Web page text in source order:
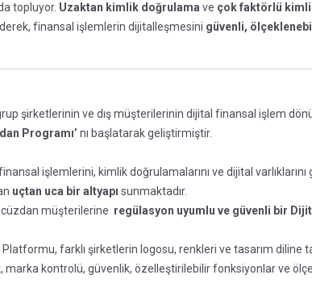
topluyor. Uzaktan kimlik doğrulama ve çok faktörlü
finansal işlemlerin dijitalleşmesini güvenli,
şirketlerinin ve dış müşterilerinin dijital finansal işlem
Programı’ nı başlatarak geliştirmiştir.
finansal işlemlerini, kimlik doğrulamalarını ve dijital
uçtan uca bir altyapı sunmaktadır.
müşterilerine regülasyon uyumlu ve güvenli bir
Platformu, farklı şirketlerin logosu, renkleri ve tasarım diline
marka kontrolü, güvenlik, özelleştirilebilir fonksiyonlar ve